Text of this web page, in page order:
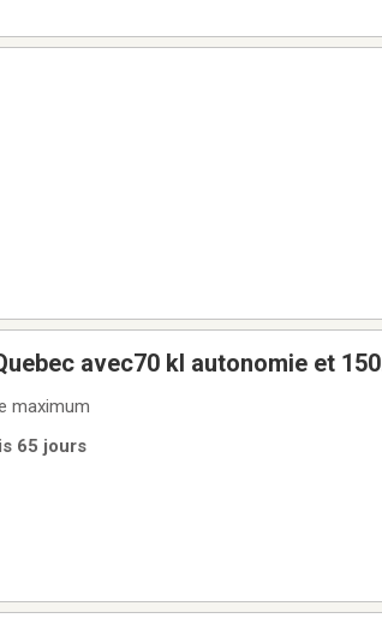
avec70 kl autonomie et 150
maximum
65 jours